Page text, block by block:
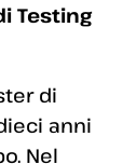
Testing
di
anni
Nel